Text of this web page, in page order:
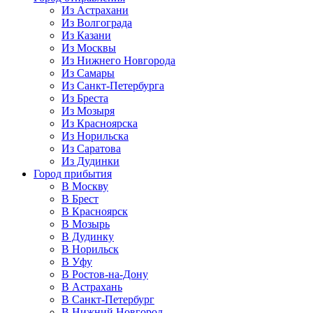
Из Астрахани
Из Волгограда
Из Казани
Из Москвы
Из Нижнего Новгорода
Из Самары
Из Санкт-Петербурга
Из Бреста
Из Мозыря
Из Красноярска
Из Норильска
Из Саратова
Из Дудинки
Город прибытия
В Москву
В Брест
В Красноярск
В Мозырь
В Дудинку
В Норильск
В Уфу
В Ростов-на-Дону
В Астрахань
В Санкт-Петербург